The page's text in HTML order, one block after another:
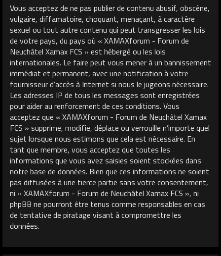
Vous acceptez de ne pas publier de contenu abusif, obscène,
vulgaire, diffamatoire, choquant, menaçant, à caractère
sexuel ou tout autre contenu qui peut transgresser les lois
de votre pays, du pays où « XAMAXforum - Forum de
Neuchâtel Xamax FCS » est hébergé ou les lois
internationales. Le faire peut vous mener à un bannissement
immédiat et permanent, avec une notification à votre
fournisseur d’accès à Internet si nous le jugeons nécessaire.
Les adresses IP de tous les messages sont enregistrées
pour aider au renforcement de ces conditions. Vous
acceptez que « XAMAXforum - Forum de Neuchâtel Xamax
FCS » supprime, modifie, déplace ou verrouille n’importe quel
sujet lorsque nous estimons que cela est nécessaire. En
tant que membre, vous acceptez que toutes les
informations que vous avez saisies soient stockées dans
notre base de données. Bien que ces informations ne soient
pas diffusées à une tierce partie sans votre consentement,
ni « XAMAXforum - Forum de Neuchâtel Xamax FCS », ni
phpBB ne pourront être tenus comme responsables en cas
de tentative de piratage visant à compromettre les
données.